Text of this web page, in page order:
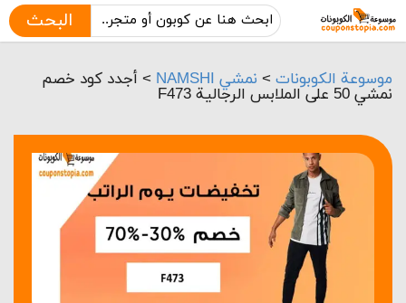
البحث
موسوعة الكوبونات > نمشي NAMSHI > أجدد كود خصم
نمشي 50 على الملابس الرجالية F473